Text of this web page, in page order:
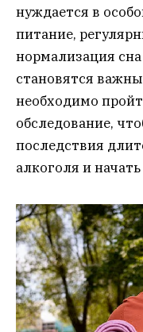
нуждается в
питание,
нормализация
становятся
необходимо
обследование,
последствия
алкоголя и